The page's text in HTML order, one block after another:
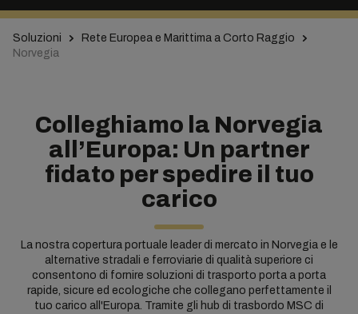
Soluzioni
Rete Europea e Marittima a Corto Raggio
Norvegia
Colleghiamo la Norvegia
all’Europa: Un partner
fidato per spedire il tuo
carico
La nostra copertura portuale leader di mercato in Norvegia e le
alternative stradali e ferroviarie di qualità superiore ci
consentono di fornire soluzioni di trasporto porta a porta
rapide, sicure ed ecologiche che collegano perfettamente il
tuo carico all'Europa. Tramite gli hub di trasbordo MSC di